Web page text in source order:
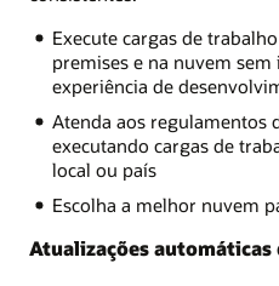
Execute cargas de
premises e na nuvem
experiência de
Atenda aos regulamentos
executando cargas de
local ou país
Escolha a melhor nuvem
Atualizações